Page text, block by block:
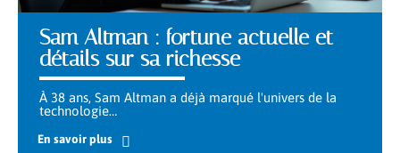
Sam Altman : fortune actuelle et
détails sur sa richesse
À 38 ans, Sam Altman a déjà marqué l'univers de la
technologie…
En savoir plus